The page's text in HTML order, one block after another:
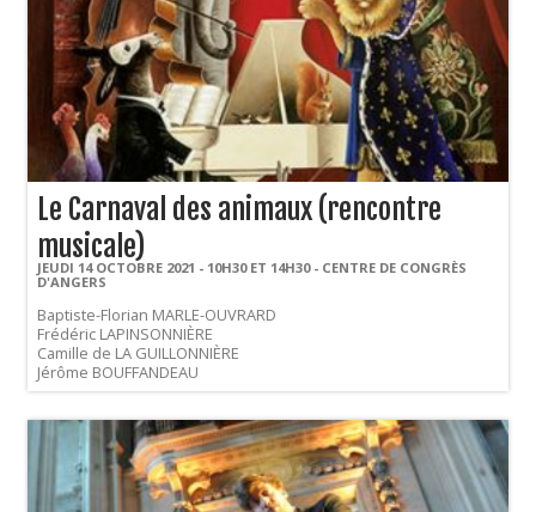
Le Carnaval des animaux (rencontre
musicale)
JEUDI 14 OCTOBRE 2021 - 10H30 ET 14H30 - CENTRE DE CONGRÈS
D'ANGERS
Baptiste-Florian MARLE-OUVRARD
Frédéric LAPINSONNIÈRE
Camille de LA GUILLONNIÈRE
Jérôme BOUFFANDEAU